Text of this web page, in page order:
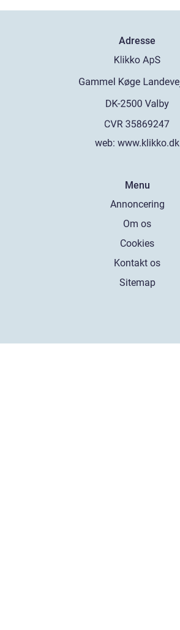
Adresse
web: www.klikko.dk
Menu
Annoncering
Om os
Cookies
Kontakt os
Sitemap